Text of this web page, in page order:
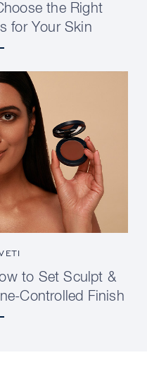
the Right
for Your Skin
to Set Sculpt &
Controlled Finish